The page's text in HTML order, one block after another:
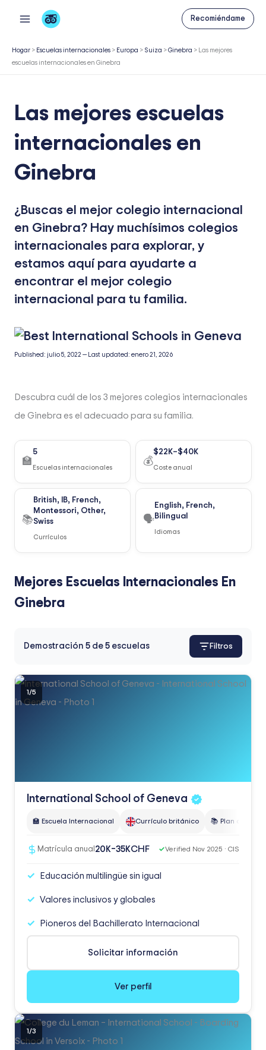
contenido
Recomiéndame
Hogar > Escuelas internacionales > Europa > Suiza >Ginebra >
Las mejores
escuelas internacionales en Ginebra
Las mejores escuelas
internacionales en
Ginebra
¿Buscas el mejor colegio internacional
en Ginebra? Hay muchísimos colegios
internacionales para explorar, y
estamos aquí para ayudarte a
encontrar el mejor colegio
internacional para tu familia.
Published: julio 5, 2022 — Last updated: enero 21, 2026
Descubra cuál de los 3 mejores colegios internacionales
de Ginebra es el adecuado para su familia.
🏫
5
Escuelas internacionales
💰
$22K–$40K
Coste anual
📚
British, IB, French,
Montessori, Other,
Swiss
Currículos
🗣️
English, French,
Bilingual
Idiomas
Mejores Escuelas Internacionales En
Ginebra
Demostración 5 de 5 escuelas Filtros
1/5
International School of Geneva
🏫 Escuela Internacional Currículo británico 📚 Plan de
Matrícula anual 20K–35KCHF ✓Verified Nov 2025 · CIS
Educación multilingüe sin igual
Valores inclusivos y globales
Pioneros del Bachillerato Internacional
Solicitar información
Ver perfil
1/3